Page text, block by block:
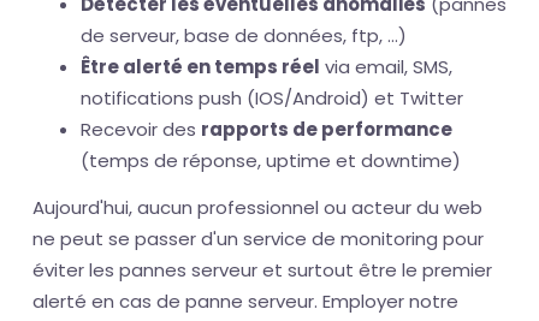
de serveur, base de données, ftp, ...)
Être alerté en temps réel via email, SMS,
notifications push (IOS/Android) et Twitter
Recevoir des rapports de performance
(temps de réponse, uptime et downtime)
Aujourd'hui, aucun professionnel ou acteur du web
ne peut se passer d'un service de monitoring pour
éviter les pannes serveur et surtout être le premier
alerté en cas de panne serveur. Employer notre